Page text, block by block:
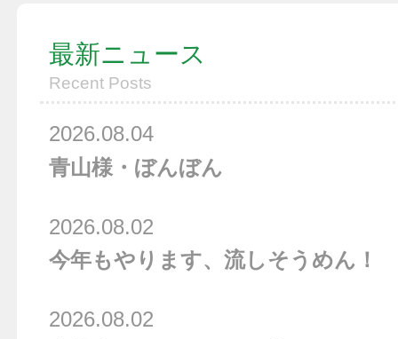
最新ニュース
Recent Posts
青山様・ぼんぼん
2026.08.04
今年もやります、流しそうめん！
2026.08.02
2026.08.02